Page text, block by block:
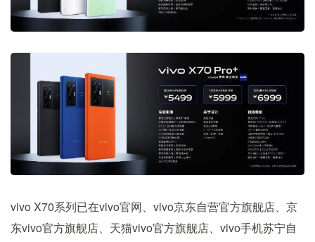
vivo X70系列已在vivo官网、vivo京东自营官方旗舰店、京
东vivo官方旗舰店、天猫vivo官方旗舰店、vivo手机苏宁自